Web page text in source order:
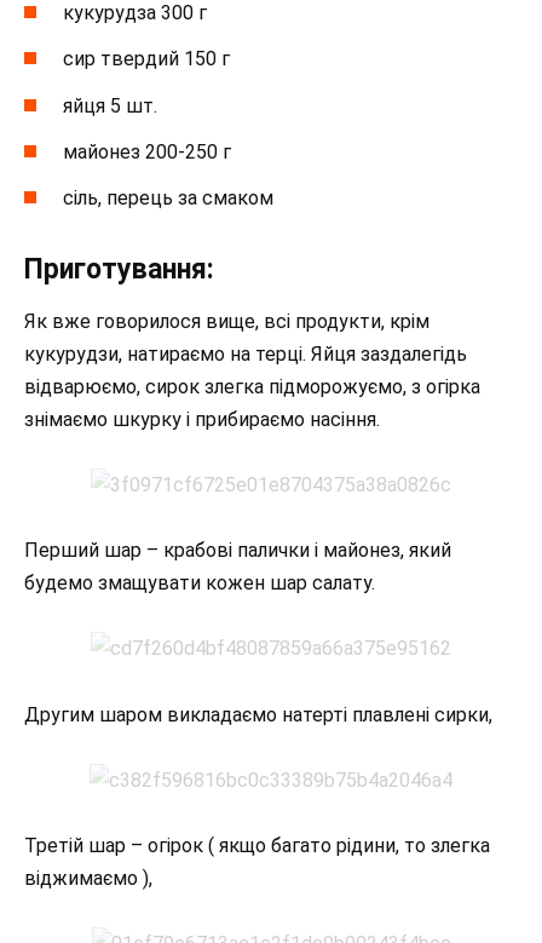
кукурудза 300 г
сир твердий 150 г
яйця 5 шт.
майонез 200-250 г
сіль, перець за смаком
Приготування:
Як вже говорилося вище, всі продукти, крім
кукурудзи, натираємо на терці. Яйця заздалегідь
відварюємо, сирок злегка підморожуємо, з огірка
знімаємо шкурку і прибираємо насіння.
Перший шар – крабові палички і майонез, який
будемо змащувати кожен шар салату.
Другим шаром викладаємо натерті плавлені сирки,
Третій шар – огірок ( якщо багато рідини, то злегка
віджимаємо ),